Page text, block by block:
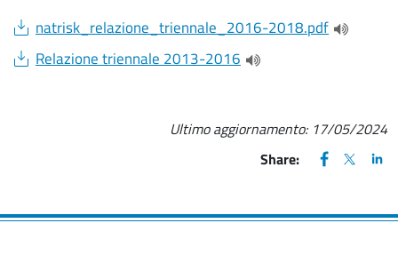
Document
natrisk_relazione_triennale_2016-2018.pdf
Document
Relazione triennale 2013-2016
Ultimo aggiornamento: 17/05/2024
Share:
FACEBOOK
(apre una
X
(apre